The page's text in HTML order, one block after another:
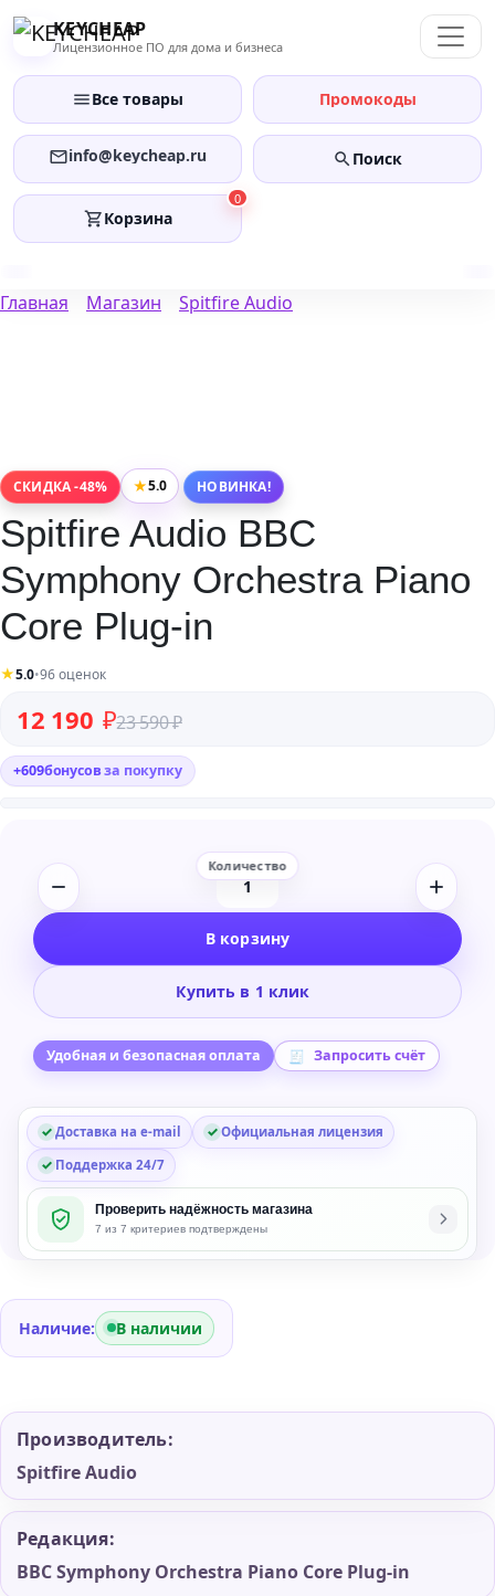
Перейти
KEYCHEAP
Лицензионное ПО для дома и бизнеса
Все товары Промокоды
info@keycheap.ru Поиск
0
Корзина
Главная Магазин Spitfire Audio
СКИДКА -48% ★5.0 НОВИНКА!
Spitfire Audio BBC
Symphony Orchestra Piano
Core Plug-in
★5.0•96 оценок
23 590₽
Первоначальная цена составляла 23 590 ₽.
12 190 ₽
Текущая цена: 12 190 ₽.
+609бонусовза покупку
Количество
Spitfire
BBC
Orchestra
Core
Plug-
В корзину
Купить в 1 клик
Удобная и безопасная оплата Запросить счёт
Доставка на e-mail
Официальная лицензия
Поддержка 24/7
Проверить надёжность магазина
7 из 7 критериев подтверждены
Наличие: В наличии
Производитель:
Spitfire Audio
Редакция:
BBC Symphony Orchestra Piano Core Plug-in